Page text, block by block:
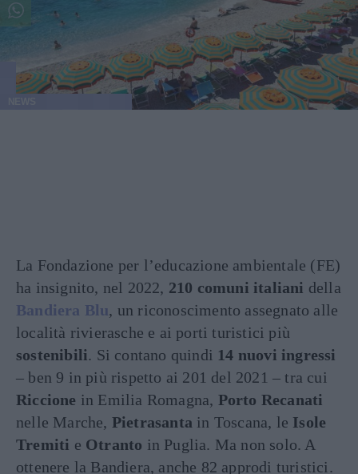
La Fondazione per l’educazione ambientale (FE)
ha insignito, nel 2022, 210 comuni italiani della
Bandiera Blu, un riconoscimento assegnato alle
località rivierasche e ai porti turistici più
sostenibili. Si contano quindi 14 nuovi ingressi
– ben 9 in più rispetto ai 201 del 2021 – tra cui
Riccione in Emilia Romagna, Porto Recanati
nelle Marche, Pietrasanta in Toscana, le Isole
Tremiti e Otranto in Puglia. Ma non solo. A
ottenere la Bandiera, anche 82 approdi turistici.